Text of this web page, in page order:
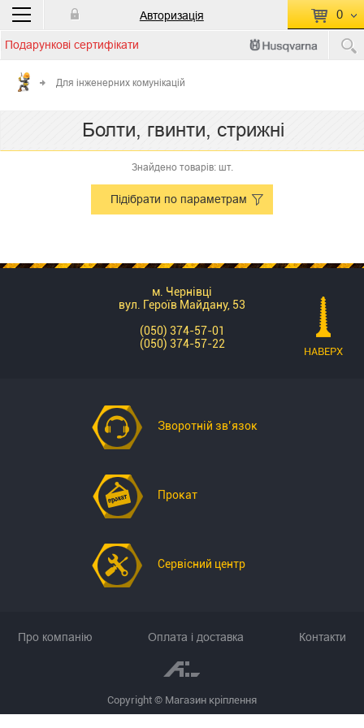
Авторизація 0
КОШИК ПУСТИЙ
до кошику
Сумма:
Подарункові сертифікати
Для інженерних комунікацій
Болти, гвинти, стрижні
Знайдено товарів: шт.
Підібрати по параметрам
м. Чернівці
вул. Героїв Майдану, 53
(050) 374-57-01
(050) 374-57-22
Зворотній зв’язок
Прокат
Сервісний центр
НАВЕРХ
Copyright © Магазин кріплення
Про компанію Оплата і доставка Контакти